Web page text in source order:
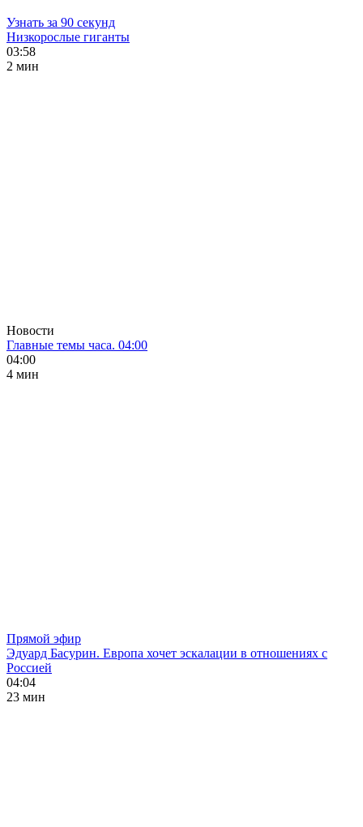
Узнать за 90 секунд
Низкорослые гиганты
03:58
2 мин
Новости
Главные темы часа. 04:00
04:00
4 мин
Прямой эфир
Эдуард Басурин. Европа хочет эскалации в отношениях с
Россией
04:04
23 мин